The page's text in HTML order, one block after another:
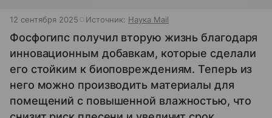
12 сентября 2025 Источник: Наука Mail
Фосфогипс получил вторую жизнь благодаря
инновационным добавкам, которые сделали
его стойким к биоповреждениям. Теперь из
него можно производить материалы для
помещений с повышенной влажностью, что